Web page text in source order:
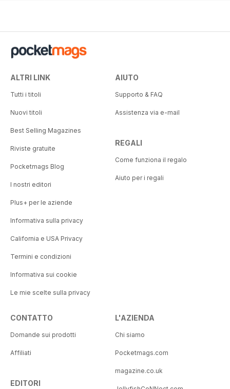
ALTRI LINK
Tutti i titoli
Nuovi titoli
Best Selling Magazines
Riviste gratuite
Pocketmags Blog
I nostri editori
Plus+ per le aziende
Informativa sulla privacy
California e USA Privacy
Termini e condizioni
Informativa sui cookie
Le mie scelte sulla privacy
AIUTO
Supporto & FAQ
Assistenza via e-mail
REGALI
Come funziona il regalo
Aiuto per i regali
CONTATTO
Domande sui prodotti
Affiliati
EDITORI
L'AZIENDA
Chi siamo
Pocketmags.com
magazine.co.uk